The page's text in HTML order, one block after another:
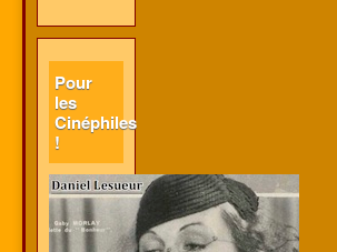
Pour
les
Cinéphiles
!